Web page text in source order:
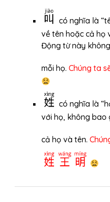
叫 có nghĩa là
về tên hoặc cả họ
Động từ này
mỗi họ. Chúng ta
姓 có nghĩa là
với họ, không bao
cả họ và tên.
姓王明